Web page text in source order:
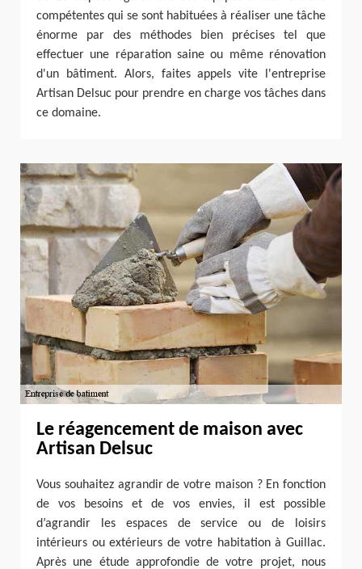
compétentes qui se sont habituées à réaliser une tâche
énorme par des méthodes bien précises tel que
effectuer une réparation saine ou même rénovation
d'un bâtiment. Alors, faites appels vite l'entreprise
Artisan Delsuc pour prendre en charge vos tâches dans
ce domaine.
Le réagencement de maison avec
Artisan Delsuc
Vous souhaitez agrandir de votre maison ? En fonction
de vos besoins et de vos envies, il est possible
d’agrandir les espaces de service ou de loisirs
intérieurs ou extérieurs de votre habitation à Guillac.
Après une étude approfondie de votre projet, nous